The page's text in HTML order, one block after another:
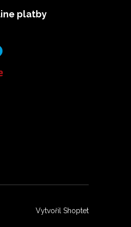
platby
Vytvořil Shoptet